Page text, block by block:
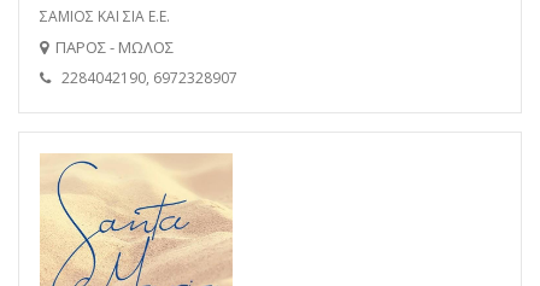
ΣΑΜΙΟΣ ΚΑΙ ΣΙΑ Ε.Ε.
ΠΑΡΟΣ - ΜΩΛΟΣ
2284042190, 6972328907